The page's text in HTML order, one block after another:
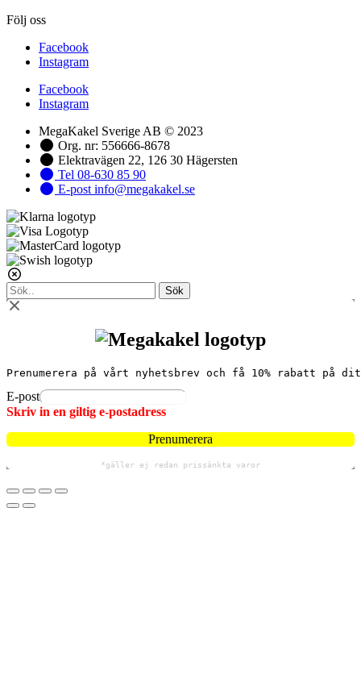
Följ oss
Facebook
Instagram
Facebook
Instagram
MegaKakel Sverige AB © 2023
Org. nr: 556666-8678
Elektravägen 22, 126 30 Hägersten
Tel 08-630 85 90
E-post info@megakakel.se
Sök
Prenumerera på vårt nyhetsbrev och få 10% rabatt på
E-post
Skriv in en giltig e-postadress
Prenumerera
*gäller ej redan prissänkta varor